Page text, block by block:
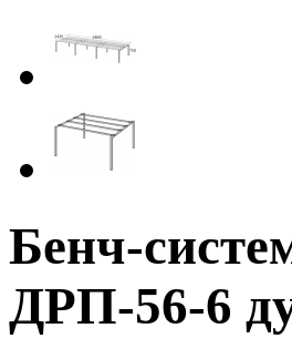
Бенч-
ДРП-56-6